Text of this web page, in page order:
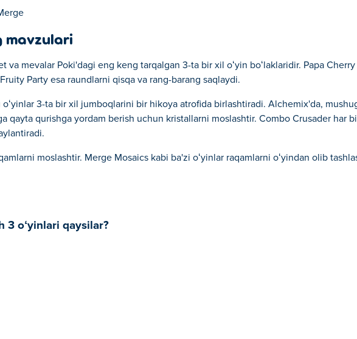
mavzulari
va mevalar Poki'dagi eng keng tarqalgan 3-ta bir xil oʻyin boʻlaklaridir. Papa
Party esa raundlarni qisqa va rang-barang saqlaydi.
oʻyinlar 3-ta bir xil jumboqlarini bir hikoya atrofida birlashtiradi. Alchemix'da,
qayta qurishga yordam berish uchun kristallarni moslashtir. Combo Crusader har
moslashtir. Merge Mosaics kabi ba'zi oʻyinlar raqamlarni oʻyindan olib
3 oʻyinlari qaysilar?